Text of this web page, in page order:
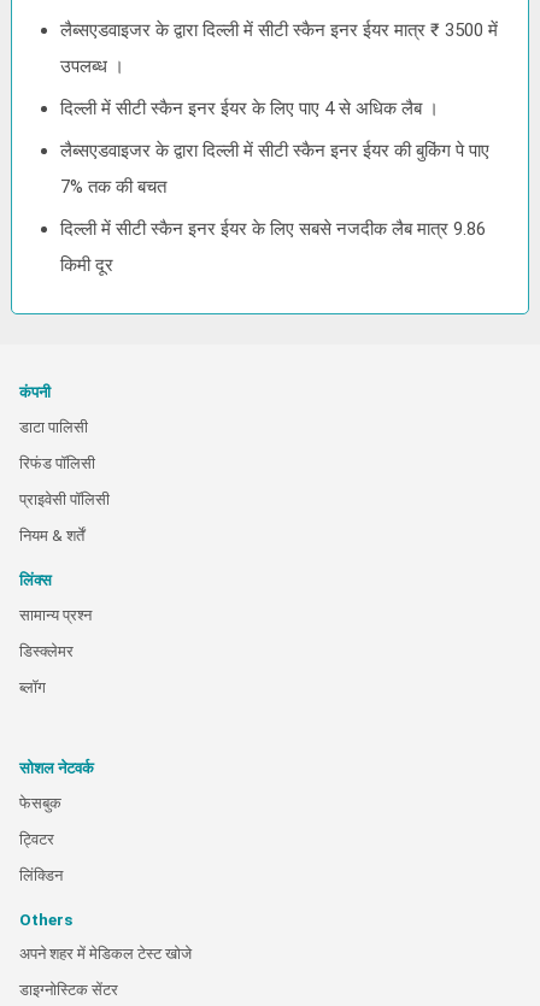
लैब्सएडवाइजर के द्वारा दिल्ली में सीटी स्कैन इनर ईयर मात्र ₹ 3500 में
उपलब्ध ।
दिल्ली में सीटी स्कैन इनर ईयर के लिए पाए 4 से अधिक लैब ।
लैब्सएडवाइजर के द्वारा दिल्ली में सीटी स्कैन इनर ईयर की बुकिंग पे पाए
7% तक की बचत
दिल्ली में सीटी स्कैन इनर ईयर के लिए सबसे नजदीक लैब मात्र 9.86
किमी दूर
कंपनी
डाटा पालिसी
रिफंड पॉलिसी
प्राइवेसी पॉलिसी
नियम & शर्तें
लिंक्स
सामान्य प्रश्न
डिस्क्लेमर
ब्लॉग
सोशल नेटवर्क
फेसबुक
ट्विटर
लिंक्डिन
Others
अपने शहर में मेडिकल टेस्ट खोजे
डाइग्नोस्टिक सेंटर